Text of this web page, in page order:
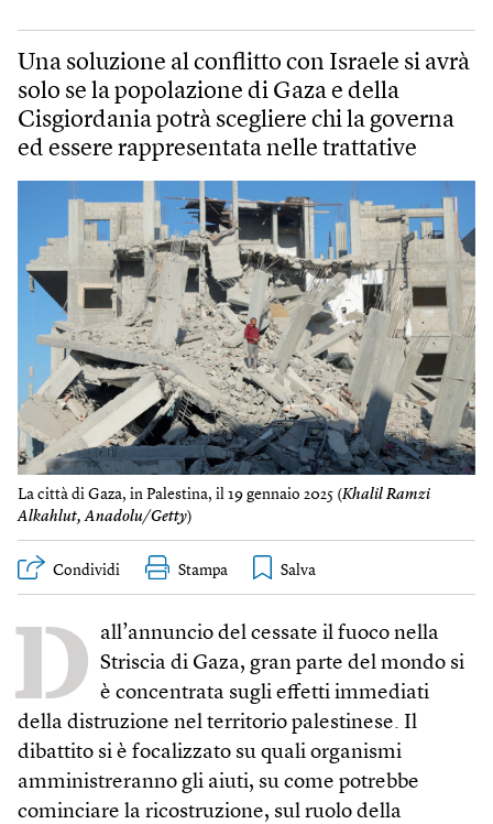
Una soluzione al conflitto con Israele si avrà
solo se la popolazione di Gaza e della
Cisgiordania potrà scegliere chi la governa
ed essere rappresentata nelle trattative
La città di Gaza, in Palestina, il 19 gennaio 2025 (Khalil Ramzi
Alkahlut, Anadolu/Getty)
Condividi Stampa
D
all’annuncio del cessate il fuoco nella
Striscia di Gaza, gran parte del mondo si
è concentrata sugli effetti immediati
della distruzione nel territorio palestinese. Il
dibattito si è focalizzato su quali organismi
amministreranno gli aiuti, su come potrebbe
cominciare la ricostruzione, sul ruolo della